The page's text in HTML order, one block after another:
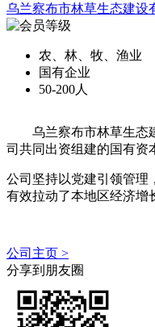
乌兰察布市林草生态建设
农、林、牧、渔业
国有企业
50-200人
乌兰察布市林草生态
司共同出资组建的国有资
公司坚持以党建引领管理
有效拉动了本地区经济增
公司主页 >
分享到朋友圈